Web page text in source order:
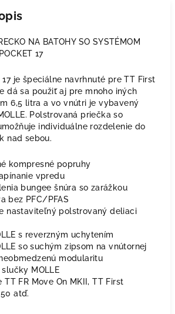
NA BATOHY SO SYSTÉMOM
17
je špeciálne navrhnuté pre TT First
dá sa použiť aj pre mnoho iných
6,5 litra a vo vnútri je vybavený
Polstrovaná priečka so
individuálne rozdelenie do
nad sebou.
kompresné popruhy
vpredu
bungee šnúra so zarážkou
bez PFC/PFAS
nastaviteľný polstrovaný deliaci
s reverzným uchytením
so suchým zipsom na vnútornej
modularitu
MOLLE
TT FR Move On MKII, TT First
atď.